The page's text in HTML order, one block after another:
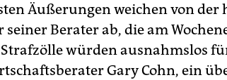
Äußerungen weichen von
Berater ab, die am
würden ausnahmslos
Gary Cohn, ein